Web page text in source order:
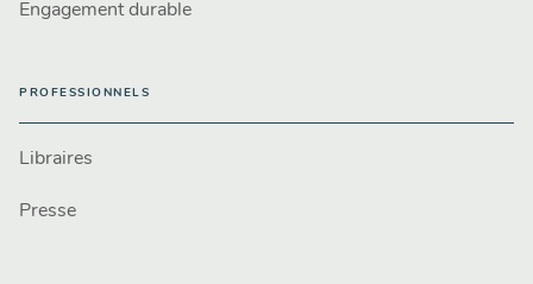
Engagement durable
PROFESSIONNELS
Libraires
Presse